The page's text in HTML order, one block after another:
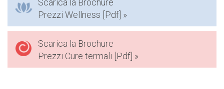
Scarica la Brochure
Prezzi Wellness [Pdf] »
Scarica la Brochure
Prezzi Cure termali [Pdf] »